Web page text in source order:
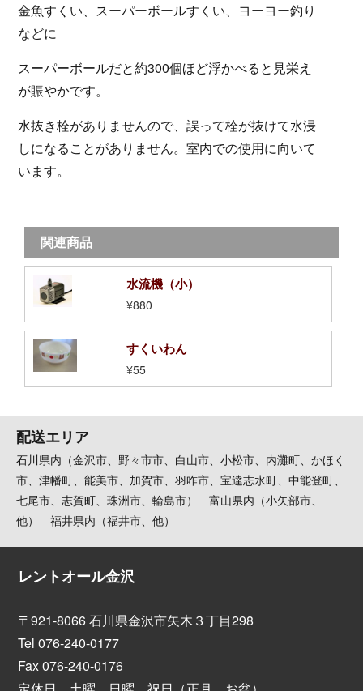
金魚すくい、スーパーボールすくい、ヨーヨー釣り
などに
スーパーボールだと約300個ほど浮かべると見栄え
が賑やかです。
水抜き栓がありませんので、誤って栓が抜けて水浸
しになることがありません。室内での使用に向いて
います。
関連商品
水流機（小）
¥880
すくいわん
¥55
配送エリア
石川県内（金沢市、野々市市、白山市、小松市、内灘町、かほく
市、津幡町、能美市、加賀市、羽咋市、宝達志水町、中能登町、
七尾市、志賀町、珠洲市、輪島市） 富山県内（小矢部市、
他） 福井県内（福井市、他）
レントオール金沢
〒921-8066 石川県金沢市矢木３丁目298
Tel 076-240-0177
Fax 076-240-0176